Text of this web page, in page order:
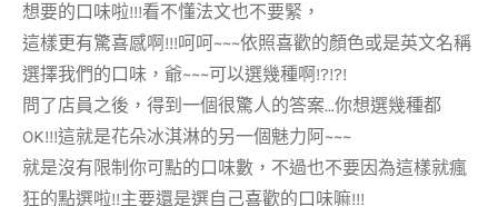
想要的口味啦!!!看不懂法文也不要緊，
這樣更有驚喜感啊!!!呵呵~~~依照喜歡的顏色或是英文名稱
選擇我們的口味，爺~~~可以選幾種啊!?!?!
問了店員之後，得到一個很驚人的答案…你想選幾種都
OK!!!這就是花朵冰淇淋的另一個魅力阿~~~
就是沒有限制你可點的口味數，不過也不要因為這樣就瘋
狂的點選啦!!主要還是選自己喜歡的口味嘛!!!